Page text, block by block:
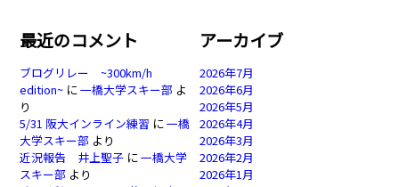
最近のコメント
ブログリレー ~300km/h
edition~ に一橋大学スキー部 よ
り
5/31 阪大インライン練習 に一橋
大学スキー部 より
近況報告 井上聖子 に一橋大学
スキー部 より
アーカイブ
2026年7月
2026年6月
2026年5月
2026年4月
2026年3月
2026年2月
2026年1月